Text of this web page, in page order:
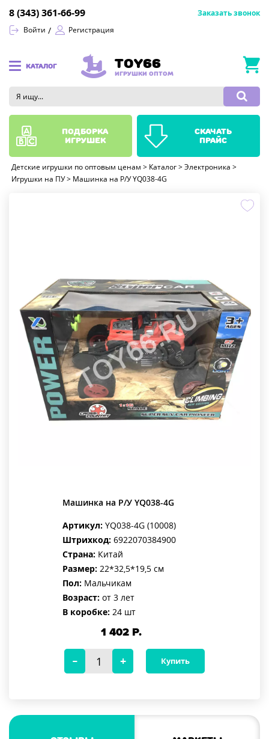
Войти Регистрация
8 (343) 361-66-99 Заказать звонок
КАТАЛОГ TOY66
ИГРУШКИ ОПТОМ
Детские игрушки по оптовым ценам > Каталог > Электроника >
Игрушки на ПУ> Машинка на Р/У YQ038-4G
Машинка на Р/У YQ038-4G
Артикул: YQ038-4G (10008)
Штрихкод: 6922070384900
Страна: Китай
Размер: 22*32,5*19,5 см
Пол: Мальчикам
Возраст: от 3 лет
В коробке: 24 шт
1 402Р.
Купить
подборка
игрушек
скачать
прайс